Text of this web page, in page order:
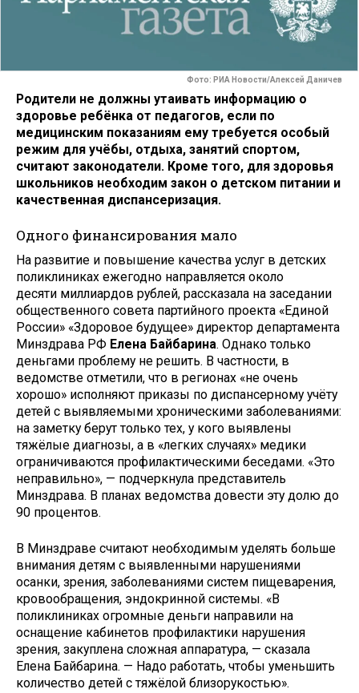
Фото: РИА Новости/Алексей Даничев
Родители не должны утаивать информацию о
здоровье ребёнка от педагогов, если по
медицинским показаниям ему требуется особый
режим для учёбы, отдыха, занятий спортом,
считают законодатели. Кроме того, для здоровья
школьников необходим закон о детском питании и
качественная диспансеризация.
Одного финансирования мало
На развитие и повышение качества услуг в детских
поликлиниках ежегодно направляется около
десяти миллиардов рублей, рассказала на заседании
общественного совета партийного проекта «Единой
России» «Здоровое будущее» директор департамента
Минздрава РФ Елена Байбарина. Однако только
деньгами проблему не решить. В частности, в
ведомстве отметили, что в регионах «не очень
хорошо» исполняют приказы по диспансерному учёту
детей с выявляемыми хроническими заболеваниями:
на заметку берут только тех, у кого выявлены
тяжёлые диагнозы, а в «легких случаях» медики
ограничиваются профилактическими беседами. «Это
неправильно», — подчеркнула представитель
Минздрава. В планах ведомства довести эту долю до
90 процентов.
В Минздраве считают необходимым уделять больше
внимания детям с выявленными нарушениями
осанки, зрения, заболеваниями систем пищеварения,
кровообращения, эндокринной системы. «В
поликлиниках огромные деньги направили на
оснащение кабинетов профилактики нарушения
зрения, закуплена сложная аппаратура, — сказала
Елена Байбарина. — Надо работать, чтобы уменьшить
количество детей с тяжёлой близорукостью».